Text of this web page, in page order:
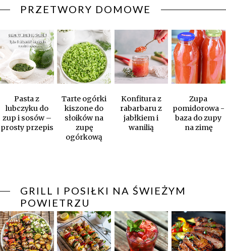
PRZETWORY DOMOWE
Pasta z
lubczyku do
zup i sosów –
prosty przepis
Tarte ogórki
kiszone do
słoików na
zupę
ogórkową
Konfitura z
rabarbaru z
jabłkiem i
wanilią
Zupa
pomidorowa -
baza do zupy
na zimę
GRILL I POSIŁKI NA ŚWIEŻYM
POWIETRZU